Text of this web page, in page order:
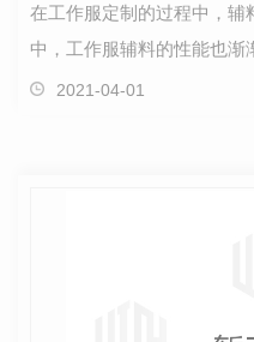
在工作服定制的过程中，辅
中，工作服辅料的性能也渐
服辅料都是以实用功能为主
2021-04-01